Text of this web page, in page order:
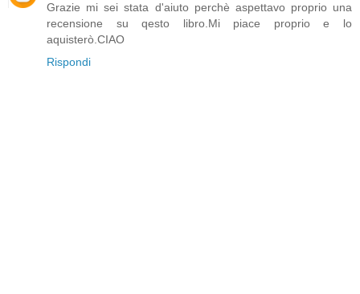
Grazie mi sei stata d'aiuto perchè aspettavo proprio una
recensione su qesto libro.Mi piace proprio e lo
aquisterò.CIAO
Rispondi